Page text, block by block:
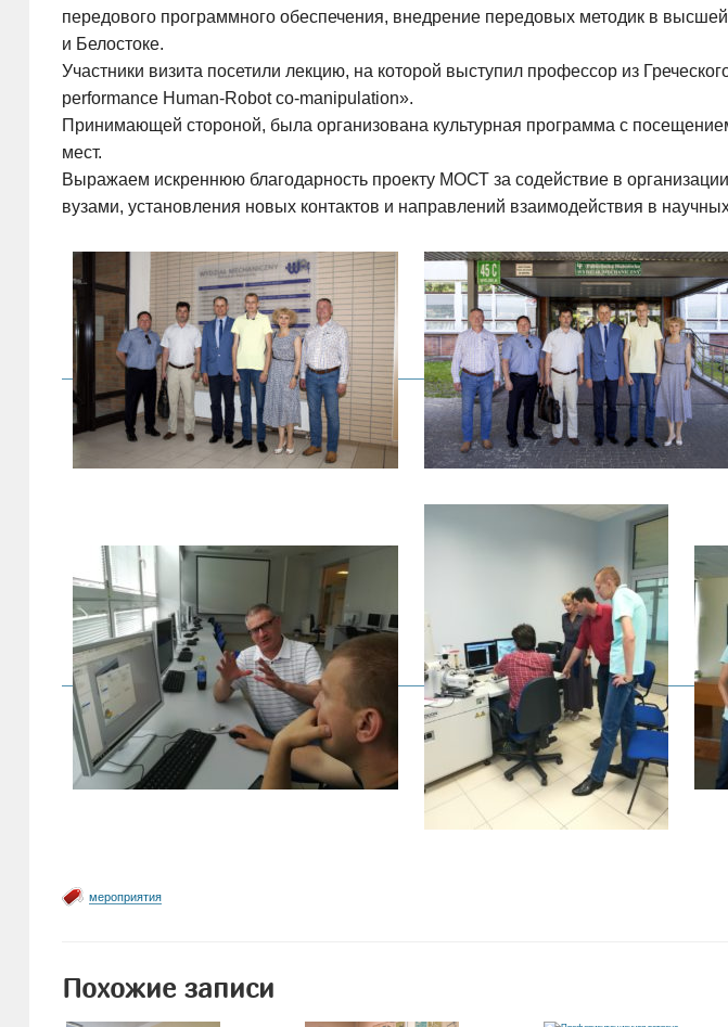
передового программного обеспечения, внедрение передовых методик в
и Белостоке.
Участники визита посетили лекцию, на которой выступил профессор из
performance Human-Robot co-manipulation».
Принимающей стороной, была организована культурная программа с
мест.
Выражаем искреннюю благодарность проекту МОСТ за содействие в
вузами, установления новых контактов и направлений взаимодействия в
мероприятия
Похожие записи